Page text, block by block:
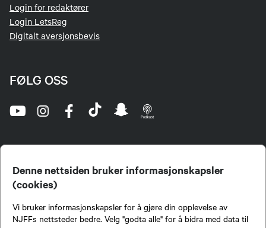
Denne nettsiden bruker informasjonskapsler
(cookies)
Vi bruker informasjonskapsler for å gjøre din opplevelse av
NJFFs nettsteder bedre. Velg "godta alle" for å bidra med data til
Login for redaktører
Login LetsReg
Digitalt aversjonsbevis
FØLG OSS
jegere og sportsfiskere og et av de viktigste miljøene for formidling av kunnskap om jakt og
fiske i Norge. Vi er en partipolitisk nøytral organisasjon, men har et sterkt jakt-, fiske-, og